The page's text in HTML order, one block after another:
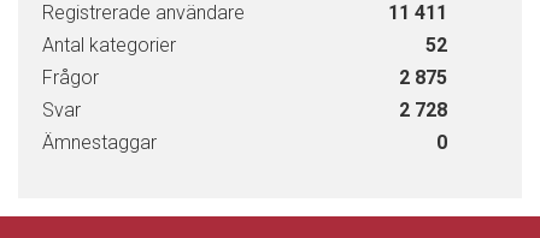
Registrerade användare
11 411
Antal kategorier
52
Frågor
2 875
Svar
2 728
Ämnestaggar
0